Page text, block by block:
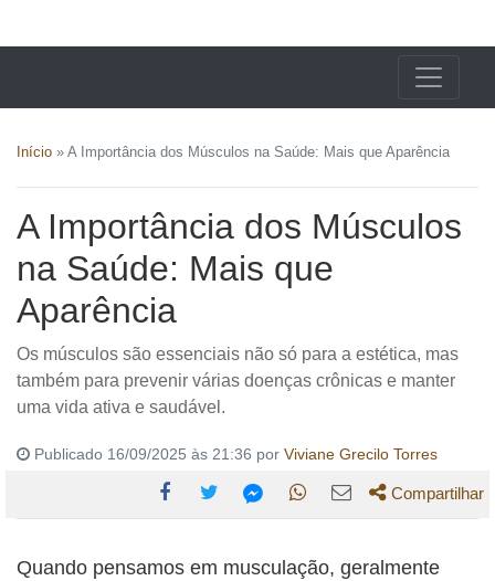
Início » A Importância dos Músculos na Saúde: Mais que Aparência
A Importância dos Músculos
na Saúde: Mais que
Aparência
Os músculos são essenciais não só para a estética, mas
também para prevenir várias doenças crônicas e manter
uma vida ativa e saudável.
Publicado 16/09/2025 às 21:36 por Viviane Grecilo Torres
esta esta esta esta esta
Compartilhar
Quando pensamos em musculação, geralmente